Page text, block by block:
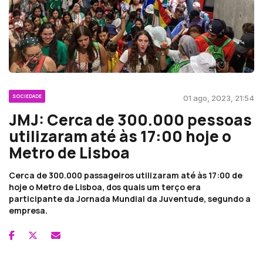
SOCIEDADE 01 ago, 2023, 21:54
JMJ: Cerca de 300.000 pessoas
utilizaram até às 17:00 hoje o
Metro de Lisboa
Cerca de 300.000 passageiros utilizaram até às 17:00 de
hoje o Metro de Lisboa, dos quais um terço era
participante da Jornada Mundial da Juventude, segundo a
empresa.